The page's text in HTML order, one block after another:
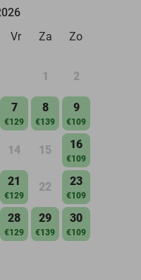
Vr Za Zo
1 2
7
€129
8
€139
9
€109
14 15 16
€109
21
€129
22 23
€109
28
€129
29
€139
30
€109